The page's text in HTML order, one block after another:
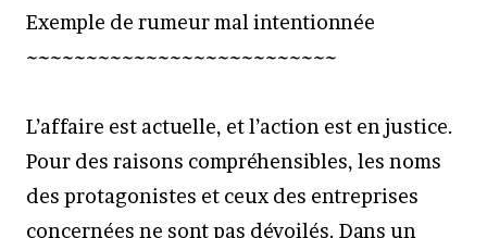
Exemple de rumeur mal intentionnée
~~~~~~~~~~~~~~~~~~~~~~~~~~
L’affaire est actuelle, et l’action est en justice.
Pour des raisons compréhensibles, les noms
des protagonistes et ceux des entreprises
concernées ne sont pas dévoilés. Dans un